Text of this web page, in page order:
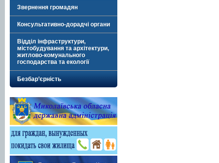
Звернення громадян
Консультативно-дорадчі органи
Відділ інфраструктури,
містобудування та архітектури,
житлово-комунального
господарства та екології
Безбар’єрність